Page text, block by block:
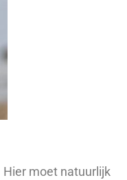
Hier moet natuurlijk